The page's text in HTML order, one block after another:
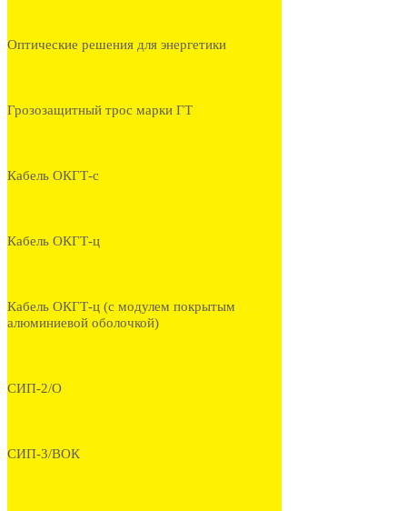
Оптические решения для энергетики
Грозозащитный трос марки ГТ
Кабель ОКГТ-с
Кабель ОКГТ-ц
Кабель ОКГТ-ц (с модулем покрытым
алюминиевой оболочкой)
СИП-2/О
СИП-3/ВОК